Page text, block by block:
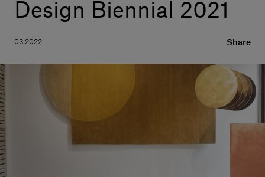
Shop the Look
Design Biennial 2021
03.2022 Share